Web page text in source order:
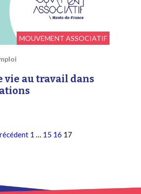
MOUVEMENT ASSOCIATIF
vie au travail dans
1 … 15 16 17